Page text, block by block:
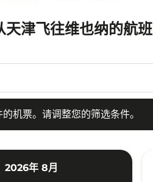
津飞往维也纳的航班
机票。请调整您的筛选条件。
机票。请调整您的筛选条件。
2026年 8月